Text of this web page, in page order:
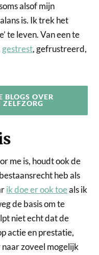
alsof mijn
is. Ik trek het
te leven. Van een te
gestrest, gefrustreerd,
BLOGS OVER
me is, houdt ook de
heb als
ik doe er ook toeals ik
de basis om te
niet echt dat de
actie en prestatie,
zoveel mogelijk